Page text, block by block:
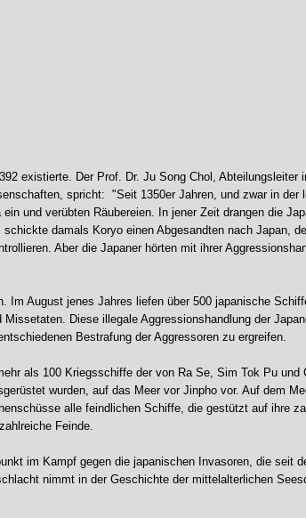
existierte. Der Prof. Dr. Ju Song Chol, Abteilungsleiter
spricht: "Seit 1350er Jahren, und zwar in der
und verübten Räubereien. In jener Zeit drangen die
damals Koryo einen Abgesandten nach Japan,
Aber die Japaner hörten mit ihrer
Im August jenes Jahres liefen über 500 japanische
Diese illegale Aggressionshandlung der
Bestrafung der Aggressoren zu ergreifen.
als 100 Kriegsschiffe der von Ra Se, Sim Tok Pu und
wurden, auf das Meer vor Jinpho vor. Auf dem
alle feindlichen Schiffe, die gestützt auf ihre
Feinde.
im Kampf gegen die japanischen Invasoren, die seit
nimmt in der Geschichte der mittelalterlichen